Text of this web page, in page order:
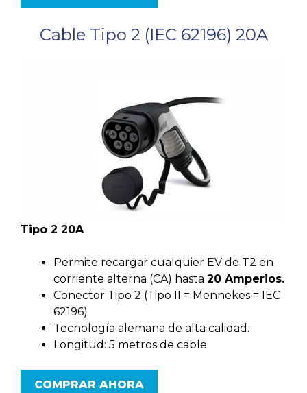
Cable Tipo 2 (IEC 62196) 20A
Tipo 2 20A
Permite recargar cualquier EV de T2 en
corriente alterna (CA) hasta 20 Amperios.
Conector Tipo 2 (Tipo II = Mennekes = IEC
62196)
Tecnología alemana de alta calidad.
Longitud: 5 metros de cable.
COMPRAR AHORA